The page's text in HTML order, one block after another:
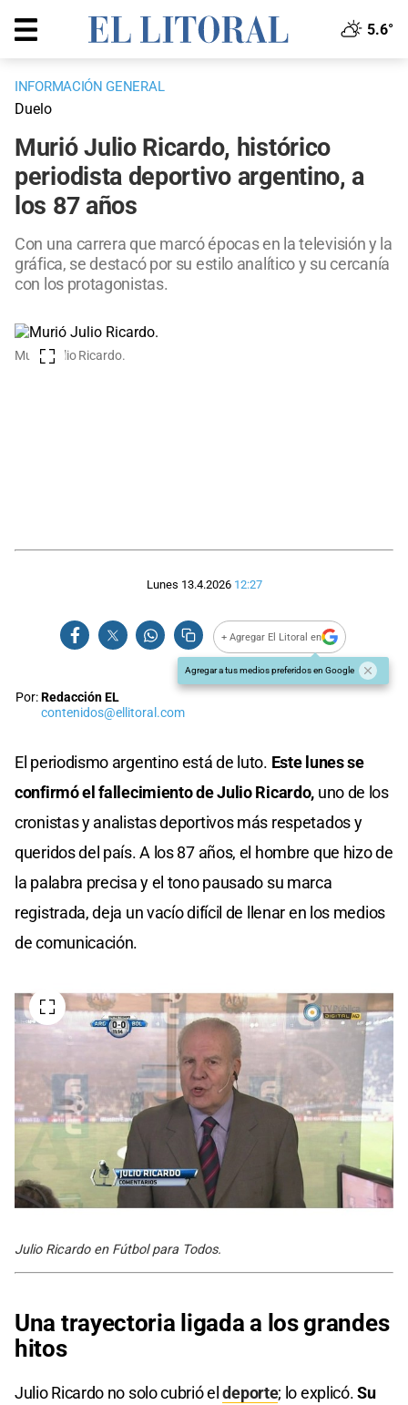
5.6°
INFORMACIÓN GENERAL
Duelo
Murió Julio Ricardo, histórico
periodista deportivo argentino, a
los 87 años
Con una carrera que marcó épocas en la televisión y la
gráfica, se destacó por su estilo analítico y su cercanía
con los protagonistas.
Murió Julio Ricardo.
Lunes 13.4.2026 12:27
+ Agregar El Litoral en
Agregar a tus medios preferidos en Google
Por:Redacción EL
contenidos@ellitoral.com
El periodismo argentino está de luto. Este lunes se
confirmó el fallecimiento de Julio Ricardo, uno de los
cronistas y analistas deportivos más respetados y
queridos del país. A los 87 años, el hombre que hizo de
la palabra precisa y el tono pausado su marca
registrada, deja un vacío difícil de llenar en los medios
de comunicación.
Julio Ricardo en Fútbol para Todos.
Una trayectoria ligada a los grandes
hitos
Julio Ricardo no solo cubrió eldeporte; lo explicó.Su